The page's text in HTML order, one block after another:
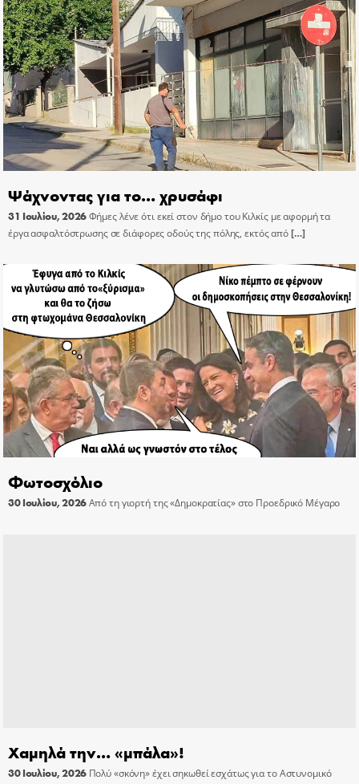
Ψάχνοντας για το… χρυσάφι
31 Ιουλίου, 2026Φήμες λένε ότι εκεί στον δήμο του Κιλκίς με αφορμή τα
έργα ασφαλτόστρωσης σε διάφορες οδούς της πόλης, εκτός από[…]
Φωτοσχόλιο
30 Ιουλίου, 2026Από τη γιορτή της «Δημοκρατίας» στο Προεδρικό Μέγαρο
Χαμηλά την… «μπάλα»!
30 Ιουλίου, 2026 Πολύ «σκόνη» έχει σηκωθεί εσχάτως για το Αστυνομικό